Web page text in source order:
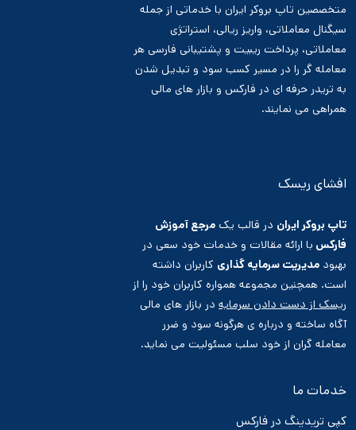
متخصصین تاپ بروکر ایران با خدماتی از جمله
سیگنال معاملاتی، واریز ریالی، استراتژی
معاملاتی، پرداخت ریبیت و پشتیبانی فارسی هر
معامله گر را در مسیر کسب سود و تبدیل شدن
به تریدر حرفه ای در فارکس و بازار های مالی
همراهی می نمایند.
افشای ریسک
تاپ بروکر ایران در قالب یک مرجع آموزش
فارکس با ارائه مقالات و خدمات خود سعی در
بهبود مدیریت سرمایه گذاری کاربران داشته
است. همچنین مجموعه همواره کاربران خود را از
ریسک از دست دادن سرمایه در بازار های مالی
آگاه ساخته و درباره ی هرگونه سود و ضرر
معامله گران از خود سلب مسئولیت می نماید.
خدمات ما
کپی تریدینگ در فارکس